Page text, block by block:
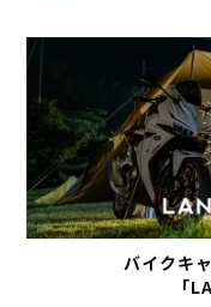
バイクキ
「